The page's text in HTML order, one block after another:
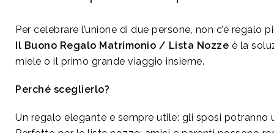
Per celebrare l’unione di due persone, non c’è
Il Buono Regalo Matrimonio / Lista Nozze è la
miele o il primo grande viaggio insieme.
Perché sceglierlo?
Un regalo elegante e sempre utile: gli sposi